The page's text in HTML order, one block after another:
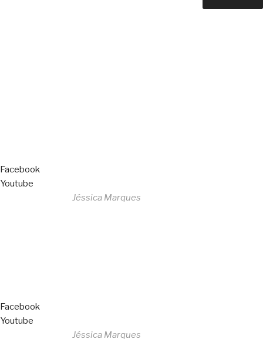
Facebook
Youtube
Jéssica Marques
Facebook
Youtube
Jéssica Marques